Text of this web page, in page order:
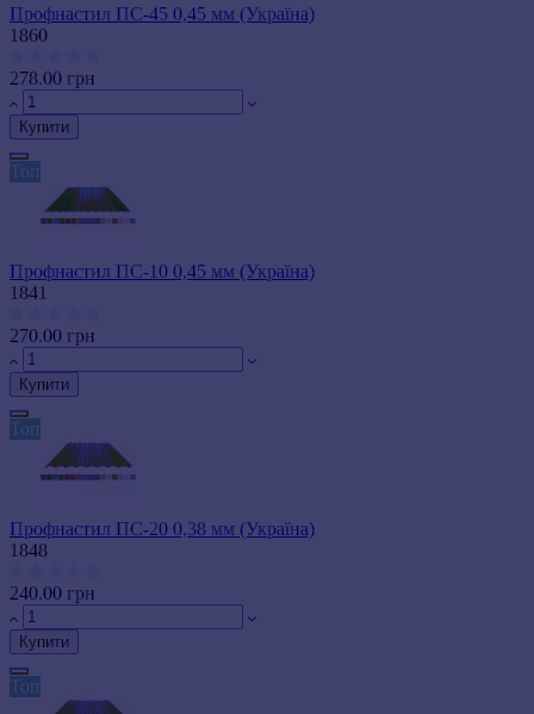
Профнастил ПС-45 0,45 мм (Україна)
1860
278.00 грн
Купити
Топ
Профнастил ПС-10 0,45 мм (Україна)
1841
270.00 грн
Купити
Топ
Профнастил ПС-20 0,38 мм (Україна)
1848
240.00 грн
Купити
Топ